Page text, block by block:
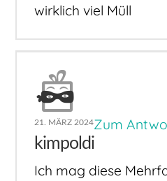
wirklich viel Müll
21. MÄRZ 2024Zum
kimpoldi
Ich mag diese